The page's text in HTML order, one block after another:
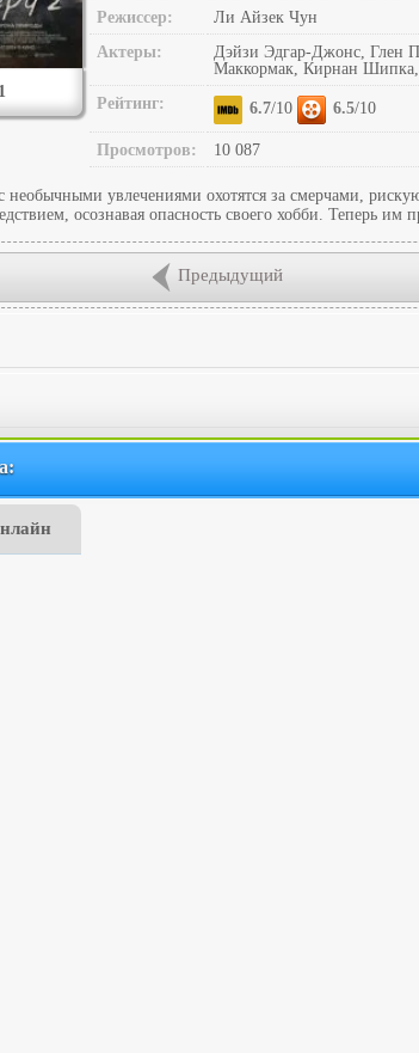
1
Режиссер:
Ли Айзек Чун
Актеры:
Дэйзи Эдгар-Джонс, Глен
Маккормак, Кирнан
Рейтинг:
6.7/10 6.5/10
Просмотров: 10 087
необычными увлечениями охотятся за смерчами,
осознавая опасность своего хобби. Теперь им
Предыдущий